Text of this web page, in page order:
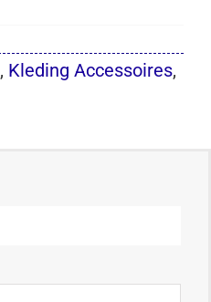
, Kleding Accessoires,